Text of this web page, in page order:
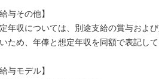
給与その他】
年収については、別途支給の賞与およ
ため、年俸と想定年収を同額で表記して
給与モデル】